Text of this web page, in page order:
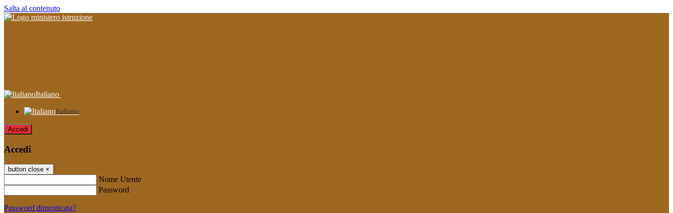
Salta al contenuto
Italiano
Italiano
Accedi
Accedi
button close ×
Nome Utente
Password
Password dimenticata?